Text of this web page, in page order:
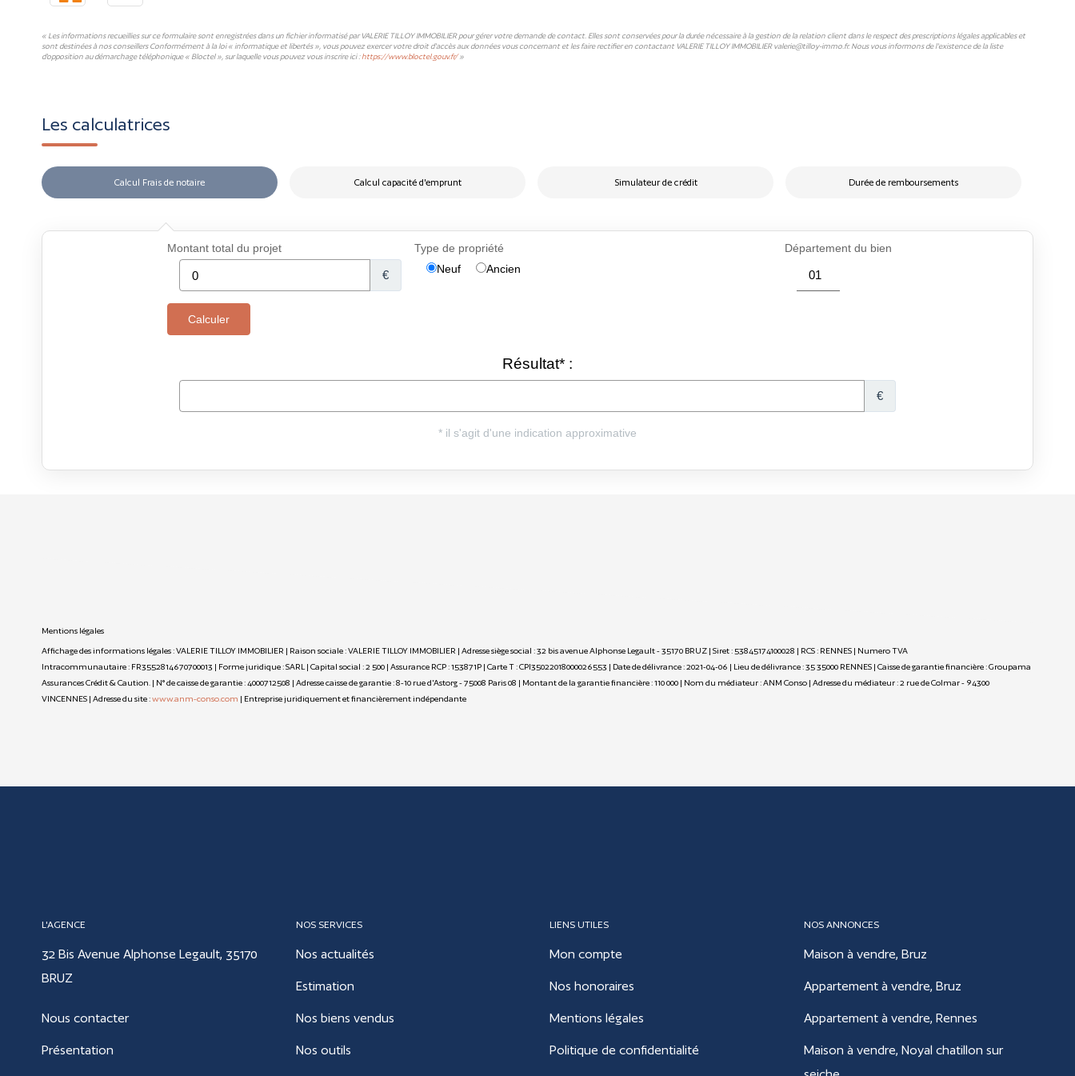
« Les informations recueillies sur ce formulaire sont enregistrées dans un fichier informatisé par VALERIE TILLOY IMMOBILIER pour gérer votre demande de contact. Elles sont conservées pour la durée nécessaire à la gestion de la relation client dans le respect des prescriptions légales applicables et
sont destinées à nos conseillers Conformément à la loi « informatique et libertés », vous pouvez exercer votre droit d'accès aux données vous concernant et les faire rectifier en contactant VALERIE TILLOY IMMOBILIER valerie@tilloy-immo.fr. Nous vous informons de l'existence de la liste
d'opposition au démarchage téléphonique « Bloctel », sur laquelle vous pouvez vous inscrire ici :https://www.bloctel.gouv.fr/»
Les calculatrices
Calcul Frais de notaire Calcul capacité d'emprunt Simulateur de crédit Durée de remboursements
Mentions légales
Affichage des informations légales : VALERIE TILLOY IMMOBILIER | Raison sociale : VALERIE TILLOY IMMOBILIER | Adresse siège social : 32 bis avenue Alphonse Legault - 35170 BRUZ | Siret : 53845174100028 | RCS : RENNES | Numero TVA
Intracommunautaire : FR3552814670700013 | Forme juridique : SARL | Capital social : 2 500 | Assurance RCP : 153871P | Carte T : CPI35022018000026553 | Date de délivrance : 2021-04-06 | Lieu de délivrance : 35 35000 RENNES | Caisse de garantie financière : Groupama
Assurances Crédit & Caution. | N° de caisse de garantie : 4000712508 | Adresse caisse de garantie : 8-10 rue d'Astorg - 75008 Paris 08 | Montant de la garantie financière : 110 000 | Nom du médiateur : ANM Conso | Adresse du médiateur : 2 rue de Colmar - 94300
VINCENNES | Adresse du site :www.anm-conso.com | Entreprise juridiquement et financièrement indépendante
L'AGENCE
32 Bis Avenue Alphonse Legault, 35170
BRUZ
Nous contacter
Présentation
NOS SERVICES
Nos actualités
Estimation
Nos biens vendus
Nos outils
LIENS UTILES
Mon compte
Nos honoraires
Mentions légales
Politique de confidentialité
NOS ANNONCES
Maison à vendre, Bruz
Appartement à vendre, Bruz
Appartement à vendre, Rennes
Maison à vendre, Noyal chatillon sur